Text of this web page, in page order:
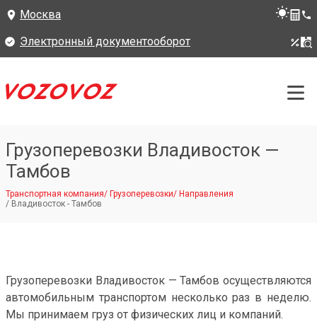
Москва
Электронный документооборот
Грузоперевозки Владивосток —
Тамбов
Транспортная компания/ Грузоперевозки/ Направления
/ Владивосток - Тамбов
Грузоперевозки Владивосток — Тамбов осуществляются
автомобильным транспортом несколько раз в неделю.
Мы принимаем груз от физических лиц и компаний.